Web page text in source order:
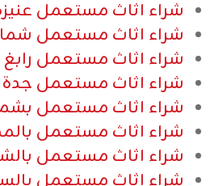
شراء اثاث مستعمل
شراء اثاث مستعمل
شراء اثاث مستعمل رابغ
شراء اثاث مستعمل جدة
شراء اثاث مستعمل
شراء اثاث مستعمل
شراء اثاث مستعمل